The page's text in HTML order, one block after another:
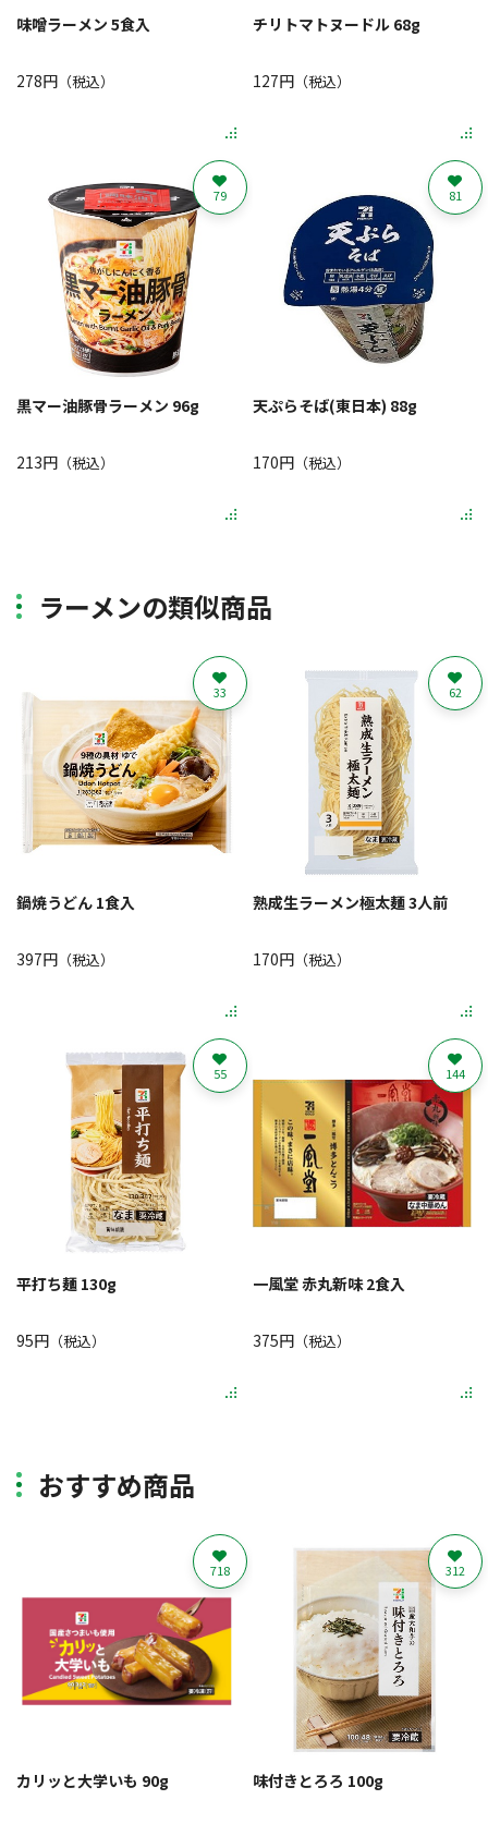
味噌ラーメン 5食入
278円 （税込）
チリトマトヌードル 68g
127円（税込）
黒マー油豚骨ラーメン 96g
213円 （税込）
79
天ぷらそば(東日本) 88g
170円（税込）
81
ラーメンの類似商品
鍋焼うどん 1食入
397円 （税込）
33
熟成生ラーメン極太麺 3人前
170円（税込）
62
平打ち麺 130g
95円 （税込）
55
一風堂 赤丸新味 2食入
375円（税込）
144
おすすめ商品
カリッと大学いも 90g
718
味付きとろろ 100g
312